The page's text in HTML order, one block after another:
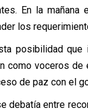
En la mañana
los
posibilidad
como voceros de
de paz con el
debatía entre